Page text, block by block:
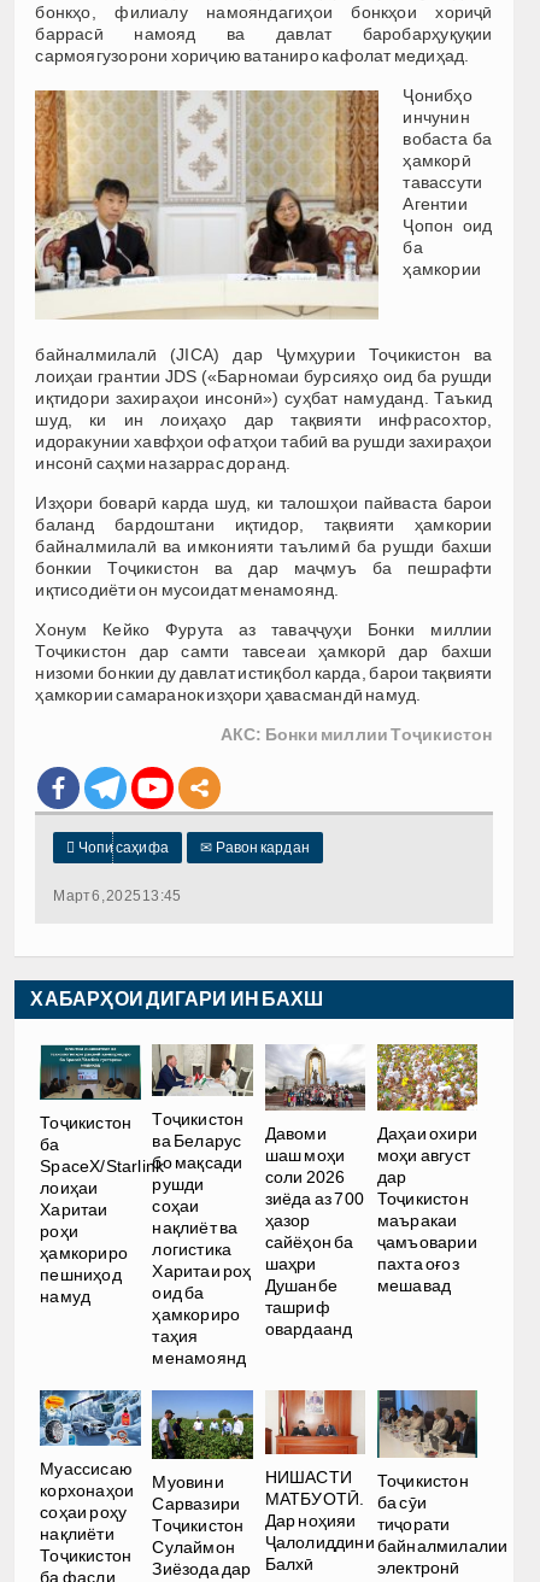
бонкҳо, филиалу намояндагиҳои бонкҳои хориҷӣ
баррасӣ намояд ва давлат баробарҳуқуқии
сармоягузорони хориҷию ватаниро кафолат медиҳад.
Ҷонибҳо
инчунин
вобаста ба
ҳамкорӣ
тавассути
Агентии
Ҷопон оид
ба
ҳамкории
байналмилалӣ (JICA) дар Ҷумҳурии Тоҷикистон ва
лоиҳаи грантии JDS («Барномаи бурсияҳо оид ба рушди
иқтидори захираҳои инсонӣ») суҳбат намуданд. Таъкид
шуд, ки ин лоиҳаҳо дар тақвияти инфрасохтор,
идоракунии хавфҳои офатҳои табиӣ ва рушди захираҳои
инсонӣ саҳми назаррас доранд.
Изҳори боварӣ карда шуд, ки талошҳои пайваста барои
баланд бардоштани иқтидор, тақвияти ҳамкории
байналмилалӣ ва имконияти таълимӣ ба рушди бахши
бонкии Тоҷикистон ва дар маҷмуъ ба пешрафти
иқтисодиёти он мусоидат менамоянд.
Хонум Кейко Фурута аз таваҷҷуҳи Бонки миллии
Тоҷикистон дар самти тавсеаи ҳамкорӣ дар бахши
низоми бонкии ду давлат истиқбол карда, барои тақвияти
ҳамкории самаранок изҳори ҳавасмандӣ намуд.
АКС: Бонки миллии Тоҷикистон
 Чопи саҳифа ✉ Равон кардан
Март 6, 2025 13:45
ХАБАРҲОИ ДИГАРИ ИН БАХШ
Тоҷикистон
ба
SpaceX/Starlink
лоиҳаи
Харитаи
роҳи
ҳамкориро
пешниҳод
намуд
Тоҷикистон
ва Беларус
бо мақсади
рушди
соҳаи
нақлиёт ва
логистика
Харитаи роҳ
оид ба
ҳамкориро
таҳия
менамоянд
Давоми
шаш моҳи
соли 2026
зиёда аз 700
ҳазор
сайёҳон ба
шаҳри
Душанбе
ташриф
овардаанд
Даҳаи охири
моҳи август
дар
Тоҷикистон
маъракаи
ҷамъоварии
пахта оғоз
мешавад
Муассисаю
корхонаҳои
соҳаи роҳу
нақлиёти
Тоҷикистон
ба фасли
Муовини
Сарвазири
Тоҷикистон
Сулаймон
Зиёзода дар
НИШАСТИ
МАТБУОТӢ.
Дар ноҳияи
Ҷалолиддини
Балхӣ
Тоҷикистон
ба сӯи
тиҷорати
байналмилалии
электронӣ